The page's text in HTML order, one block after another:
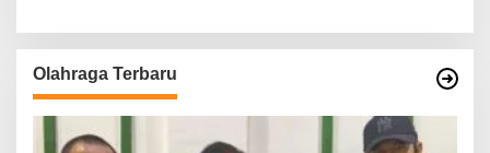
Olahraga Terbaru